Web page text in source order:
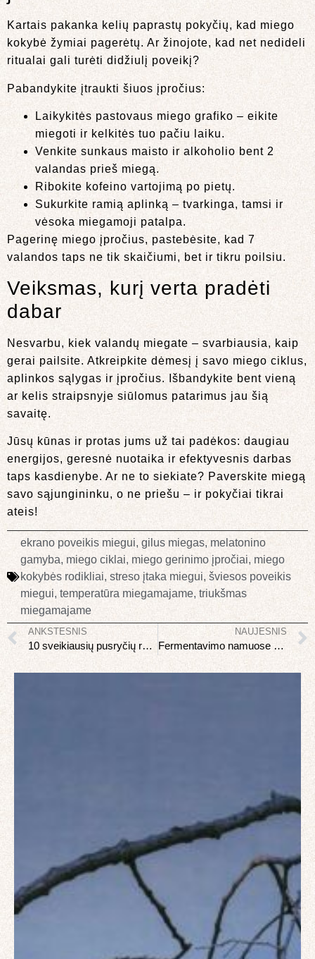
Kartais pakanka kelių paprastų pokyčių, kad miego
kokybė žymiai pagerėtų. Ar žinojote, kad net nedideli
ritualai gali turėti didžiulį poveikį?
Pabandykite įtraukti šiuos įpročius:
Laikykitės pastovaus miego grafiko – eikite
miegoti ir kelkitės tuo pačiu laiku.
Venkite sunkaus maisto ir alkoholio bent 2
valandas prieš miegą.
Ribokite kofeino vartojimą po pietų.
Sukurkite ramią aplinką – tvarkinga, tamsi ir
vėsoka miegamoji patalpa.
Pagerinę miego įpročius, pastebėsite, kad 7
valandos taps ne tik skaičiumi, bet ir tikru poilsiu.
Veiksmas, kurį verta pradėti
dabar
Nesvarbu, kiek valandų miegate – svarbiausia, kaip
gerai pailsite. Atkreipkite dėmesį į savo miego ciklus,
aplinkos sąlygas ir įpročius. Išbandykite bent vieną
ar kelis straipsnyje siūlomus patarimus jau šią
savaitę.
Jūsų kūnas ir protas jums už tai padėkos: daugiau
energijos, geresnė nuotaika ir efektyvesnis darbas
taps kasdienybe. Ar ne to siekiate? Paverskite miegą
savo sąjungininku, o ne priešu – ir pokyčiai tikrai
ateis!
ekrano poveikis miegui, gilus miegas,melatonino
gamyba, miego ciklai, miego gerinimo įpročiai, miego
kokybės rodikliai, streso įtaka miegui, šviesos poveikis
miegui, temperatūra miegamajame, triukšmas
miegamajame
ANKSTESNIS
10 sveikiausių pusryčių receptų užimtiems žmonėms
NAUJESNIS
Fermentavimo namuose vadovas: kimchi, kombucha ir daugiau